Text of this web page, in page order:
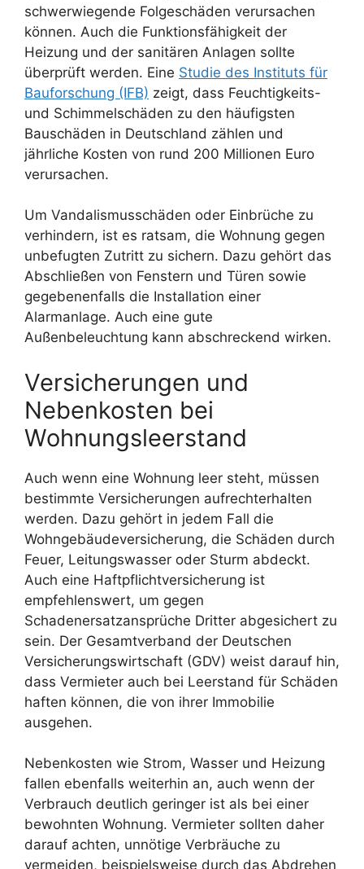
schwerwiegende Folgeschäden verursachen
können. Auch die Funktionsfähigkeit der
Heizung und der sanitären Anlagen sollte
überprüft werden. Eine Studie des Instituts für
Bauforschung (IFB) zeigt, dass Feuchtigkeits-
und Schimmelschäden zu den häufigsten
Bauschäden in Deutschland zählen und
jährliche Kosten von rund 200 Millionen Euro
verursachen.
Um Vandalismusschäden oder Einbrüche zu
verhindern, ist es ratsam, die Wohnung gegen
unbefugten Zutritt zu sichern. Dazu gehört das
Abschließen von Fenstern und Türen sowie
gegebenenfalls die Installation einer
Alarmanlage. Auch eine gute
Außenbeleuchtung kann abschreckend wirken.
Versicherungen und
Nebenkosten bei
Wohnungsleerstand
Auch wenn eine Wohnung leer steht, müssen
bestimmte Versicherungen aufrechterhalten
werden. Dazu gehört in jedem Fall die
Wohngebäudeversicherung, die Schäden durch
Feuer, Leitungswasser oder Sturm abdeckt.
Auch eine Haftpflichtversicherung ist
empfehlenswert, um gegen
Schadenersatzansprüche Dritter abgesichert zu
sein. Der Gesamtverband der Deutschen
Versicherungswirtschaft (GDV) weist darauf hin,
dass Vermieter auch bei Leerstand für Schäden
haften können, die von ihrer Immobilie
ausgehen.
Nebenkosten wie Strom, Wasser und Heizung
fallen ebenfalls weiterhin an, auch wenn der
Verbrauch deutlich geringer ist als bei einer
bewohnten Wohnung. Vermieter sollten daher
darauf achten, unnötige Verbräuche zu
vermeiden, beispielsweise durch das Abdrehen